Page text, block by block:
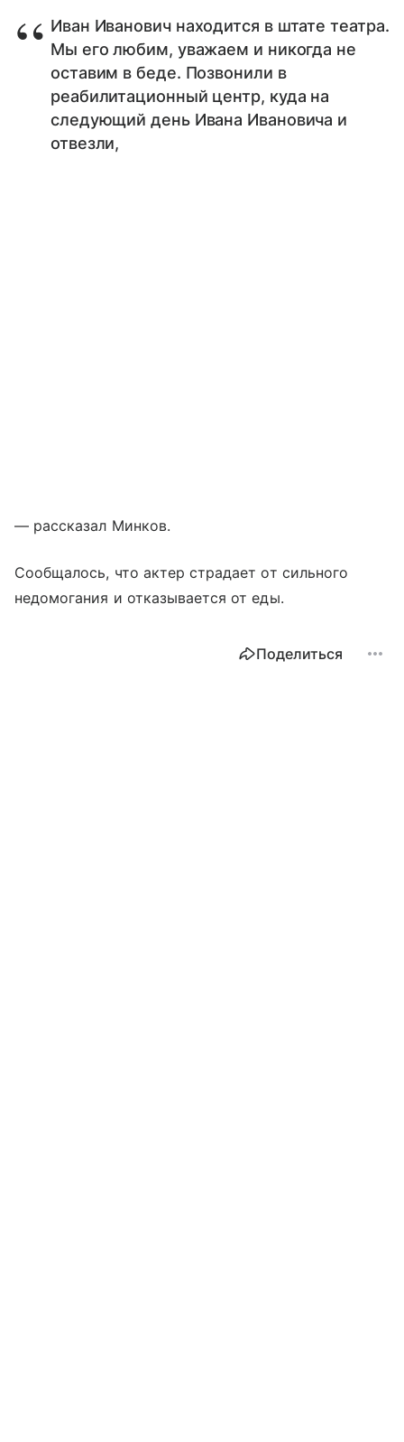
Иван Иванович находится в штате театра.
Мы его любим, уважаем и никогда не
оставим в беде. Позвонили в
реабилитационный центр, куда на
следующий день Ивана Ивановича и
отвезли,
— рассказал Минков.
Сообщалось, что актер страдает от сильного
недомогания и отказывается от еды.
Поделиться